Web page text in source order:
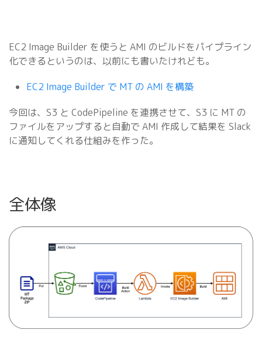
EC2 Image Builder を使うと AMI のビルドをパイプライン
化できるというのは、以前にも書いたけれども。
EC2 Image Builder で MT の AMI を構築
今回は、S3 と CodePipeline を連携させて、S3 に MT の
ファイルをアップすると自動で AMI 作成して結果を Slack
に通知してくれる仕組みを作った。
全体像